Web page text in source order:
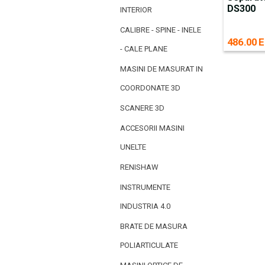
INTERIOR
CALIBRE - SPINE - INELE
- CALE PLANE
MASINI DE MASURAT IN
COORDONATE 3D
SCANERE 3D
ACCESORII MASINI
UNELTE
RENISHAW
INSTRUMENTE
INDUSTRIA 4.0
BRATE DE MASURA
POLIARTICULATE
DS300
486.00